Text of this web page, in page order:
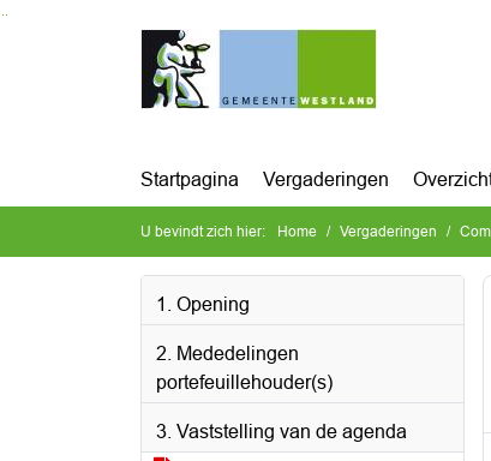
Ga naar de inhoud van deze pagina
Ga naar het zoeken
Ga naar het menu
Startpagina Vergaderingen
U bevindt zich hier: Home Vergaderingen
1. Opening
2. Mededelingen
portefeuillehouder(s)
3. Vaststelling van de agenda